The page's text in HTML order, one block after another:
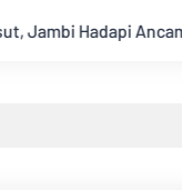
dan Karhutla